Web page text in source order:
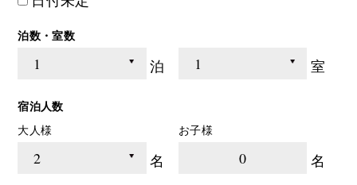
泊数・室数
泊 室
宿泊人数
大人様
名
お子様
0 名